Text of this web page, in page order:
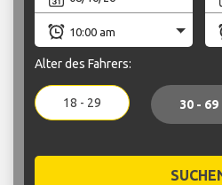
Alter des Fahrers:
18 - 29 30 - 69